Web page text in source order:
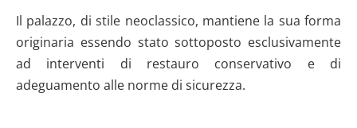
Il palazzo, di stile neoclassico, mantiene la sua forma
originaria essendo stato sottoposto esclusivamente
ad interventi di restauro conservativo e di
adeguamento alle norme di sicurezza.